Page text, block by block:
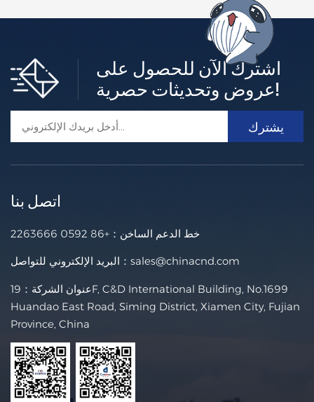
لوحة شمسية من النوع N من وحدة CD Solar BC
ar BC بناءً على تقنيات متقدمة تقنية الخلايا ذات التلامس الخلفي
(BC)، مما يوفر كفاءة رائدة في الصناعة، وإنتاجية طاقة أعلى عل
على التظليل الأمامي وتحسين مسار التيار الخلفي، تتيح وحدات
اشترك الآن للحصول على
عروض وتحديثات حصرية!
اتصل بنا
خط الدعم الساخن： +86 0592 2263666
البريد الإلكتروني للتواصل： sales@chinacnd.com
عنوان الشركة：19F, C&D International Building, No.1699
Huandao East Road, Siming District, Xiamen City, Fujian
Province, China